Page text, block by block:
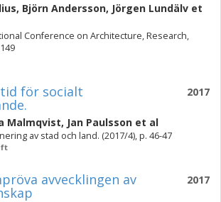
, Björn Andersson, Jörgen Lundälv et
Conference on Architecture, Research,
2017
för socialt
Malmqvist, Jan Paulsson et al
av stad och land. (2017/4), p. 46-47
2017
avvecklingen av